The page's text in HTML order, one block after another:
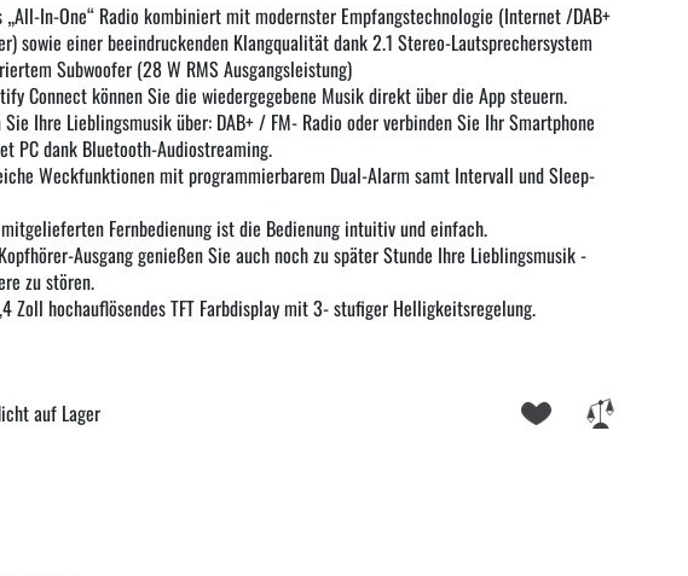
„All-In-One“ Radio kombiniert mit modernster Empfangstechnologie (Internet /DAB+
sowie einer beeindruckenden Klangqualität dank 2.1 Stereo-Lautsprechersystem
Subwoofer (28 W RMS Ausgangsleistung)
Connect können Sie die wiedergegebene Musik direkt über die App steuern.
Sie Ihre Lieblingsmusik über: DAB+ / FM- Radio oder verbinden Sie Ihr Smartphone
PC dank Bluetooth-Audiostreaming.
Weckfunktionen mit programmierbarem Dual-Alarm samt Intervall und Sleep-
Fernbedienung ist die Bedienung intuitiv und einfach.
Ausgang genießen Sie auch noch zu später Stunde Ihre Lieblingsmusik -
zu stören.
Zoll hochauflösendes TFT Farbdisplay mit 3- stufiger Helligkeitsregelung.
auf Lager